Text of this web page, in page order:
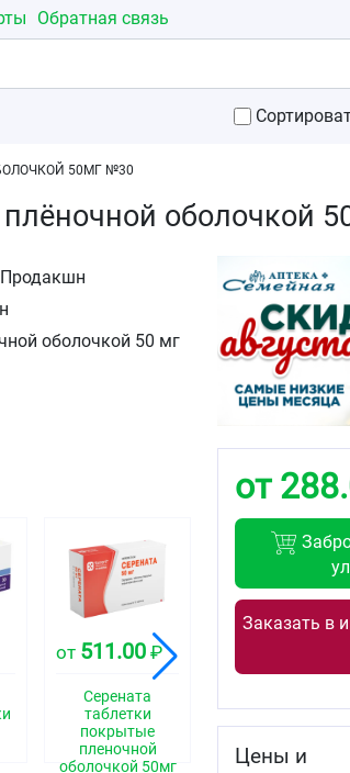
Обратная связь
50МГ №30
оболочкой
оболочкой 50 мг
от 511.00 ₽
Серената
таблетки
покрытые
пленочной
оболочкой 50мг
таблетки
покрытые
пленочной
оболочкой
от
Заказать в
Цены и